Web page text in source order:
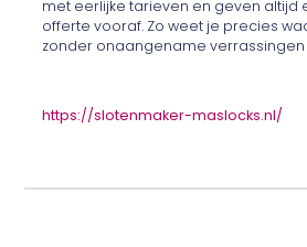
met eerlijke tarieven en geven altijd
offerte vooraf. Zo weet je precies
zonder onaangename
https://slotenmaker-maslocks.nl/